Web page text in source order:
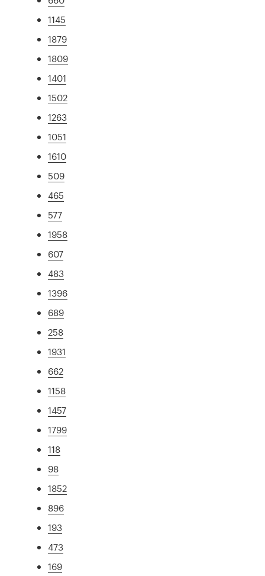
1145
1879
1809
1401
1502
1263
1051
1610
509
465
577
1958
607
483
1396
689
258
1931
662
1158
1457
1799
118
98
1852
896
193
473
169